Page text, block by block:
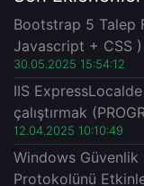
Bootstrap 5 Talep
Javascript + CSS )
30.05.2025 15:54:12
IIS
çalıştırmak
12.04.2025 10:10:49
Windows Güvenlik
Protokolünü